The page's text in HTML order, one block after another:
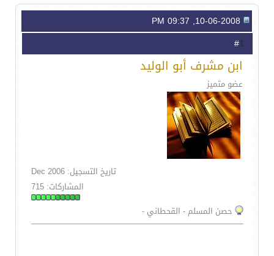
1
ابن مشرف أبو الوليد
عضو متميز
تاريخ التسجيل: Dec 2006
المشاركات: 715
حصن المسلم - القحطاني -